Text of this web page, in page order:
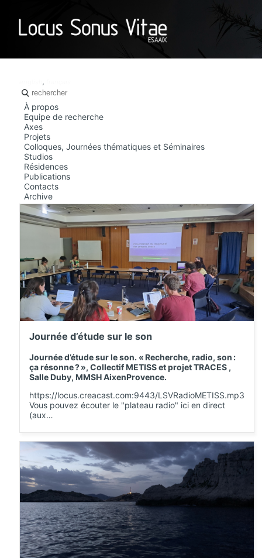
LOCUS
,
À propos
Equipe de recherche
Axes
Projets
Colloques, Journées thématiques et Séminaires
Studios
Résidences
Publications
Contacts
Archive
Journée d’étude sur le son
Journée d’étude sur le son. « Recherche, radio, son :
ça résonne ? », Collectif METISS et projet TRACES ,
Salle Duby, MMSH AixenProvence.
https://locus.creacast.com:9443/LSVRadioMETISS.mp3
Vous pouvez écouter le "plateau radio" ici en direct
(aux…